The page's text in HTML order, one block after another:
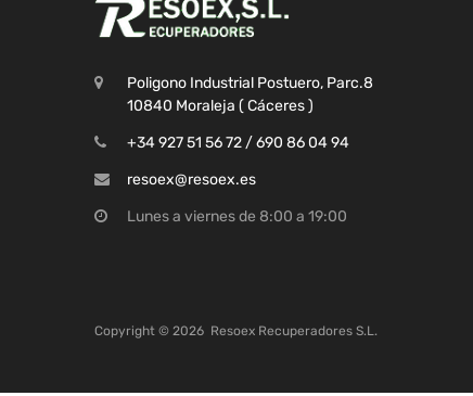
Poligono Industrial Postuero, Parc.8
10840 Moraleja ( Cáceres )
+34 927 51 56 72 / 690 86 04 94
resoex@resoex.es
Lunes a viernes de 8:00 a 19:00
Copyright © 2026 Resoex Recuperadores S.L.